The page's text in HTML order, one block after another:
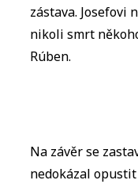
zástava. Josefovi
nikoli smrt
Rúben.
Na závěr se
nedokázal opustit